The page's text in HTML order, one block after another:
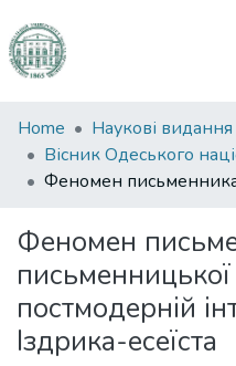
Communities
&
Collections
Statistics
Home
Феномен
письменницької
постмодерній
Іздрика-есеїста